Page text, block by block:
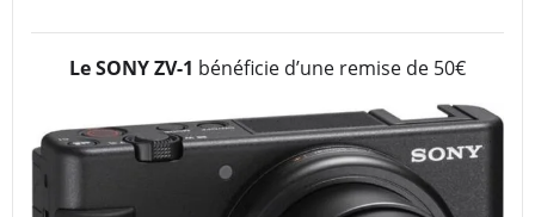
Le SONY ZV-1 bénéficie d’une remise de 50€